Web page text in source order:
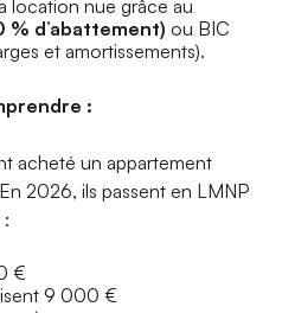
location nue grâce au
% d’abattement) ou BIC
et amortissements).
:
acheté un appartement
2026, ils passent en LMNP
€
9 000 €